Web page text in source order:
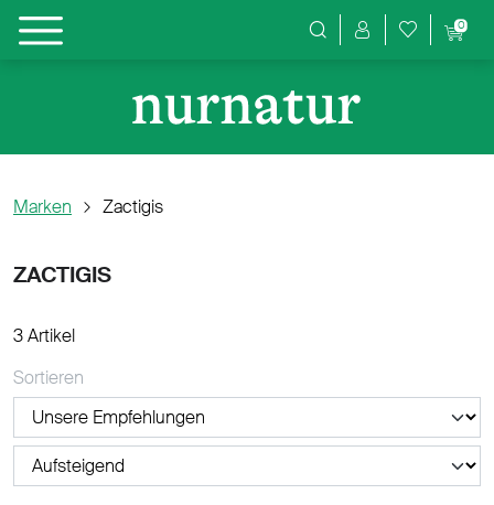
Produktsuche
0
Marken Zactigis
ZACTIGIS
3 Artikel
Sortieren